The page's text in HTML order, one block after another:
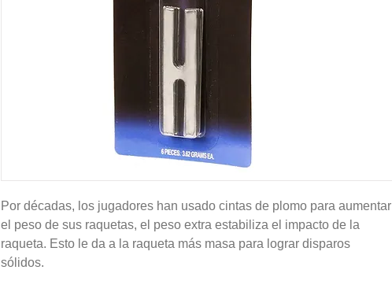
Por décadas, los jugadores han usado cintas de plomo para aumentar
el peso de sus raquetas, el peso extra estabiliza el impacto de la
raqueta. Esto le da a la raqueta más masa para lograr disparos
sólidos.